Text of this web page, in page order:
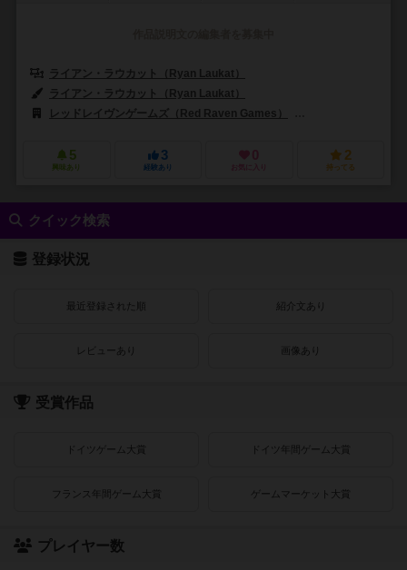
ライアン・ラウカット（Ryan Laukat）
ライアン・ラウカット（Ryan Laukat）
レッドレイヴンゲームズ（Red Raven Games）
5
興味あり
3
経験あり
0
お気に入り
2
持ってる
クイック検索
登録状況
最近登録された順 紹介文あり
レビューあり 画像あり
受賞作品
ドイツゲーム大賞 ドイツ年間ゲーム大賞
フランス年間ゲーム大賞 ゲームマーケット大賞
プレイヤー数